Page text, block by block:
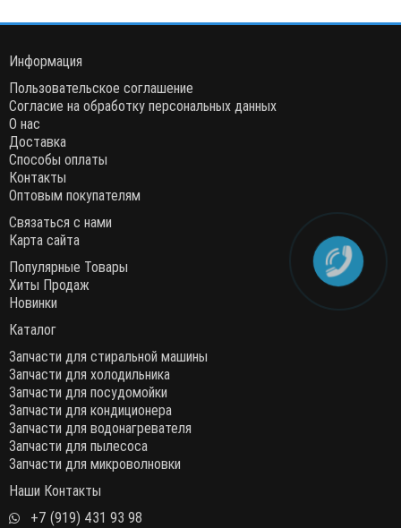
Информация
Пользовательское соглашение
Согласие на обработку персональных данных
О нас
Доставка
Способы оплаты
Контакты
Оптовым покупателям
Связаться с нами
Карта сайта
Популярные Товары
Хиты Продаж
Новинки
Каталог
Запчасти для стиральной машины
Запчасти для холодильника
Запчасти для посудомойки
Запчасти для кондиционера
Запчасти для водонагревателя
Запчасти для пылесоса
Запчасти для микроволновки
Наши Контакты
+7 (919) 431 93 98